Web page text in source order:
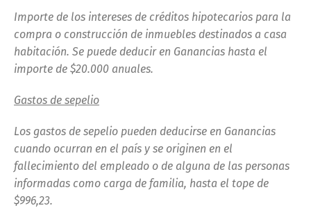
Importe de los intereses de créditos hipotecarios para la
compra o construcción de inmuebles destinados a casa
habitación. Se puede deducir en Ganancias hasta el
importe de $20.000 anuales.
Gastos de sepelio
Los gastos de sepelio pueden deducirse en Ganancias
cuando ocurran en el país y se originen en el
fallecimiento del empleado o de alguna de las personas
informadas como carga de familia, hasta el tope de
$996,23.